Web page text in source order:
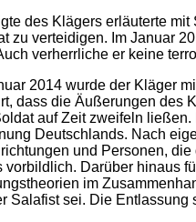
des Klägers erläuterte
zu verteidigen. Im Januar
verherrliche er keine
2014 wurde der Kläger
dass die Äußerungen des
auf Zeit zweifeln
Deutschlands. Nach
und Personen,
vorbildlich. Darüber hinaus
im
Salafist sei. Die